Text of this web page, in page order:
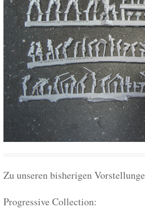
Zu unseren bisherigen
Progressive Collection: